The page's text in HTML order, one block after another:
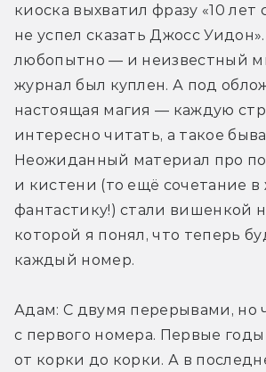
киоска выхватил фразу «10 лет
не успел сказать Джосс
любопытно — и неизвестный
журнал был куплен. А под
настоящая магия — каждую
интересно читать, а такое
Неожиданный материал про
и кистени (то ещё сочетание в
фантастику!) стали вишенкой
которой я понял, что теперь
каждый номер.
Адам: С двумя перерывами, но
с первого номера. Первые
от корки до корки. А в